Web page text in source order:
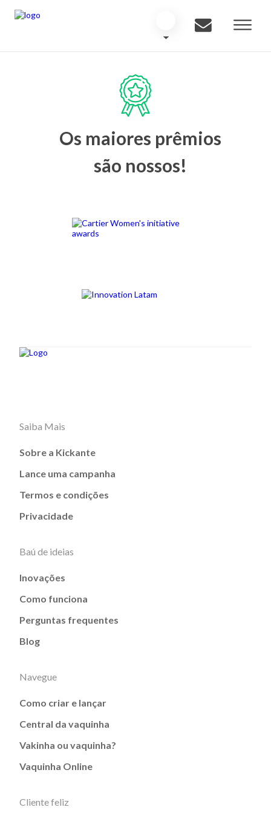
Os maiores prêmios
são nossos!
Saiba Mais
Sobre a Kickante
Lance uma campanha
Termos e condições
Privacidade
Baú de ideias
Inovações
Como funciona
Perguntas frequentes
Blog
Navegue
Como criar e lançar
Central da vaquinha
Vakinha ou vaquinha?
Vaquinha Online
Cliente feliz